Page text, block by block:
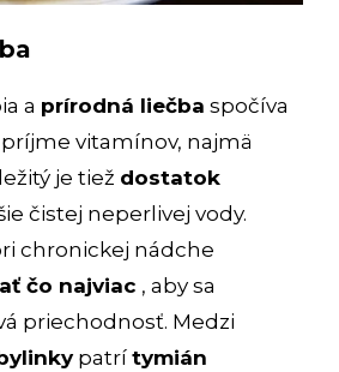
a prírodná liečba spočíva
vitamínov, najmä
je tiež dostatok
čistej neperlivej vody.
chronickej nádche
čo najviac , aby sa
priechodnosť. Medzi
patrí tymián